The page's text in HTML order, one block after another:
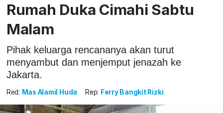
Rumah Duka Cimahi Sabtu
Malam
Pihak keluarga rencananya akan turut
menyambut dan menjemput jenazah ke
Jakarta.
Red: Mas Alamil Huda Rep: Ferry Bangkit Rizki